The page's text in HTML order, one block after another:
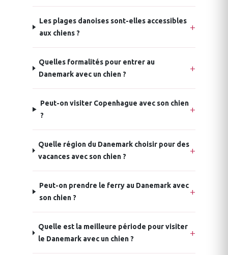
Les plages danoises sont-elles accessibles
aux chiens ?
Quelles formalités pour entrer au
Danemark avec un chien ?
Peut-on visiter Copenhague avec son chien
?
Quelle région du Danemark choisir pour des
vacances avec son chien ?
Peut-on prendre le ferry au Danemark avec
son chien ?
Quelle est la meilleure période pour visiter
le Danemark avec un chien ?